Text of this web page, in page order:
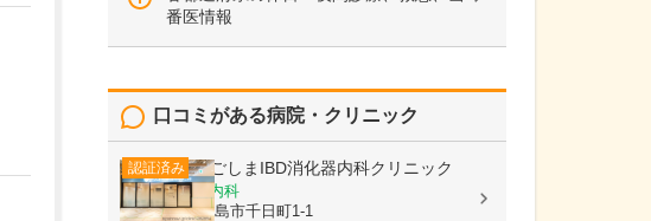
番医情報
口コミがある病院・クリニック
認証済み かごしまIBD消化器内科クリニック
消化器内科, 内科
鹿児島県鹿児島市千日町1-1